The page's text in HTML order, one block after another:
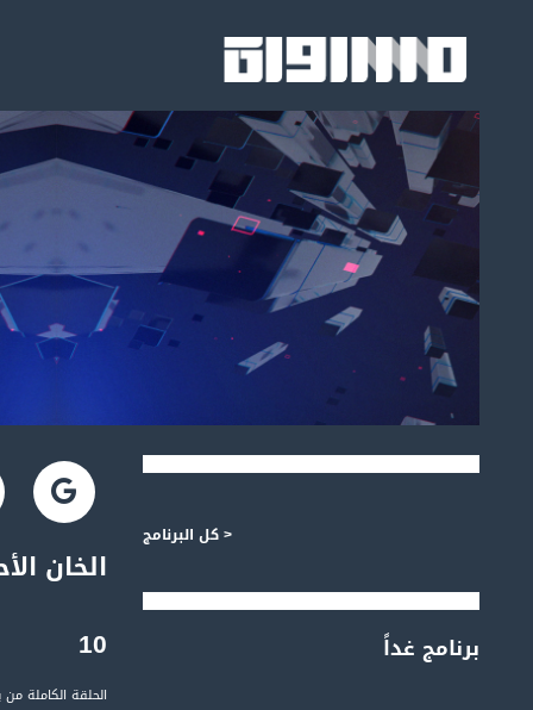
10
الحلقة الكاملة من
< كل البرنامج
برنامج غداً